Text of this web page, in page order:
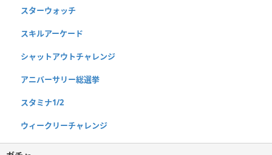
スターウォッチ
スキルアーケード
シャットアウトチャレンジ
アニバーサリー総選挙
スタミナ1/2
ウィークリーチャレンジ